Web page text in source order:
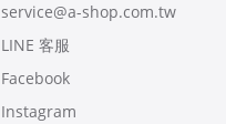
service@a-shop.com.tw
LINE 客服
Facebook
Instagram